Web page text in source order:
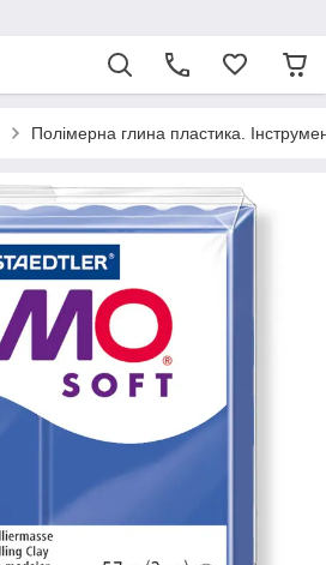
Полімерна глина пластика.